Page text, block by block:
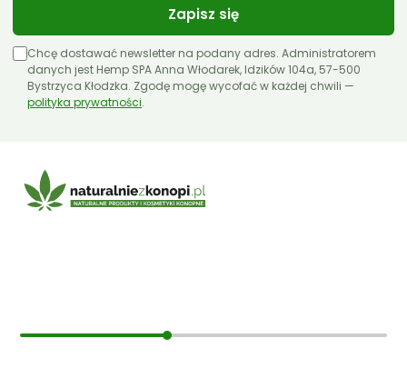
Zapisz się
Chcę dostawać newsletter na podany adres. Administratorem
danych jest Hemp SPA Anna Włodarek, Idzików 104a, 57-500
Bystrzyca Kłodzka. Zgodę mogę wycofać w każdej chwili —
polityka prywatności.